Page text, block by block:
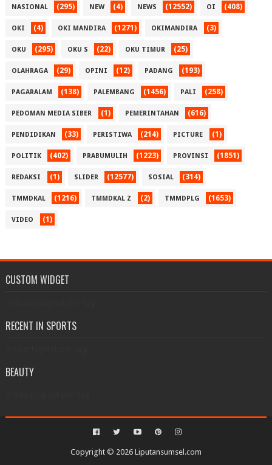
NASIONAL (295) NEW (4) NEWS (12552) OI (408)
OKI (4) OKI MANDIRA (1271) OKIMANDIRA (3)
OKU (295) OKU S (22) OKU TIMUR (25)
OLAHRAGA (29) OPINI (12) PADANG (193)
PAGARALAM (138) PALEMBANG (1456) PALI (258)
PEDOMAN MEDIA SIBER (1) PEMERINTAHAN (616)
PENDIDIKAN (33) PERISTIWA (214) PICTURE (1)
POLITIK (402) PRABUMULIH (1223) PROVINSI (1851)
REDAKSI (1) SLIDER (12577) SOSIAL (314)
TMMDKAL (1216) TMMDKAL Z (2) TMMDPLG (1653)
VIDEO (1)
CUSTOM WIDGET
RECENT IN SPORTS
BEAUTY
Copyright © 2026 Liputansumsel.com